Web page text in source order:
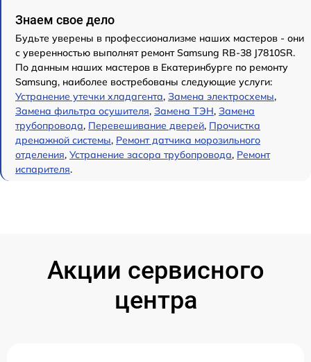
Знаем свое дело
Будьте уверены в профессионализме наших мастеров - они
с уверенностью выполнят ремонт Samsung RB-38 J7810SR.
По данным наших мастеров в Екатеринбурге по ремонту
Samsung, наиболее востребованы следующие услуги:
Устранение утечки хладагента, Замена электросхемы,
Замена фильтра осушителя, Замена ТЭН, Замена
трубопровода, Перевешивание дверей, Прочистка
дренажной системы, Ремонт датчика морозильного
отделения, Устранение засора трубопровода, Ремонт
испарителя.
Акции сервисного
центра